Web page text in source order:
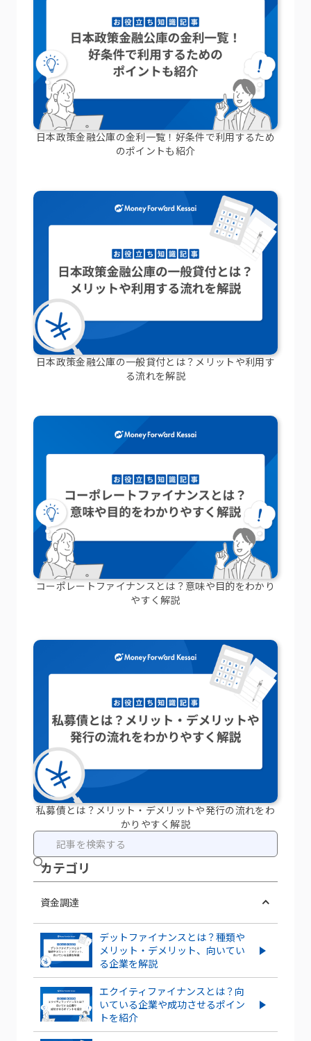
日本政策金融公庫の金利一覧！好条件で利用するため
のポイントも紹介
日本政策金融公庫の一般貸付とは？メリットや利用す
る流れを解説
コーポレートファイナンスとは？意味や目的をわかり
やすく解説
私募債とは？メリット・デメリットや発行の流れをわ
かりやすく解説
カテ ゴリ
資金調達
デットファイナンスとは？種類や
メリット・デメリット、向いてい
る企業を解説
エクイティファイナンスとは？向
いている企業や成功させるポイン
トを紹介